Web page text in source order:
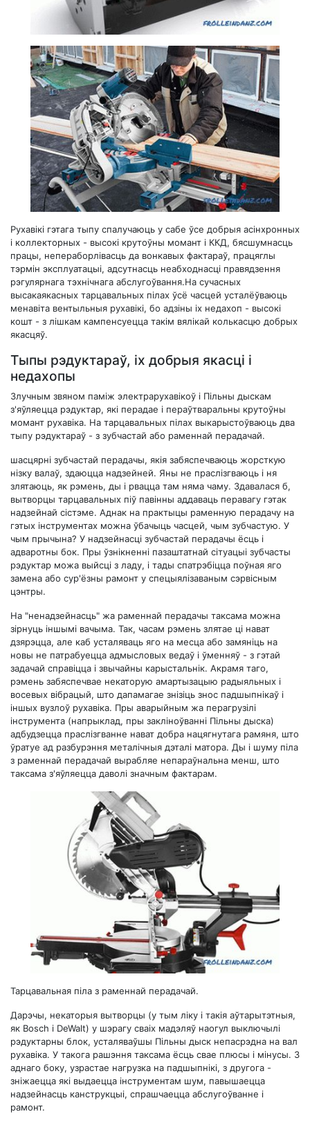
Рухавікі гэтага тыпу спалучаюць у сабе ўсе добрыя асінхронных
і коллекторных - высокі крутоўны момант і ККД, бясшумнасць
працы, непераборлівасць да вонкавых фактараў, працяглы
тэрмін эксплуатацыі, адсутнасць неабходнасці правядзення
рэгулярнага тэхнічнага абслугоўвання.На сучасных
высакаякасных тарцавальных пілах ўсё часцей усталёўваюць
менавіта вентыльныя рухавікі, бо адзіны іх недахоп - высокі
кошт - з лішкам кампенсуецца такім вялікай колькасцю добрых
якасцяў.
Тыпы рэдуктараў, іх добрыя якасці і
недахопы
Злучным звяном паміж электрарухавікоў і Пільны дыскам
з'яўляецца рэдуктар, які перадае і пераўтваральны крутоўны
момант рухавіка. На тарцавальных пілах выкарыстоўваюць два
тыпу рэдуктараў - з зубчастай або раменнай перадачай.
шасцярні зубчастай перадачы, якія забяспечваюць жорсткую
нізку валаў, здаюцца надзейней. Яны не праслізгваюць і ня
злятаюць, як рэмень, ды і рвацца там няма чаму. Здавалася б,
вытворцы тарцавальных піў павінны аддаваць перавагу гэтак
надзейнай сістэме. Аднак на практыцы раменную перадачу на
гэтых інструментах можна ўбачыць часцей, чым зубчастую. У
чым прычына? У надзейнасці зубчастай перадачы ёсць і
адваротны бок. Пры ўзнікненні пазаштатнай сітуацыі зубчасты
рэдуктар можа выйсці з ладу, і тады спатрэбіцца поўная яго
замена або сур'ёзны рамонт у спецыялізаваным сэрвісным
цэнтры.
На "ненадзейнасць" жа раменнай перадачы таксама можна
зірнуць іншымі вачыма. Так, часам рэмень злятае ці нават
дзярэцца, але каб усталяваць яго на месца або замяніць на
новы не патрабуецца адмысловых ведаў і ўменняў - з гэтай
задачай справіцца і звычайны карыстальнік. Акрамя таго,
рэмень забяспечвае некаторую амартызацыю радыяльных і
восевых вібрацый, што дапамагае знізіць знос падшыпнікаў і
іншых вузлоў рухавіка. Пры аварыйным жа перагрузілі
інструмента (напрыклад, пры закліноўванні Пільны дыска)
адбудзецца праслізгванне нават добра нацягнутага рамяня, што
ўратуе ад разбурэння металічныя дэталі матора. Ды і шуму піла
з раменнай перадачай вырабляе непараўнальна менш, што
таксама з'яўляецца даволі значным фактарам.
Тарцавальная піла з раменнай перадачай.
Дарэчы, некаторыя вытворцы (у тым ліку і такія аўтарытэтныя,
як Bosch і DeWalt) у шэрагу сваіх мадэляў наогул выключылі
рэдуктарны блок, усталяваўшы Пільны дыск непасрэдна на вал
рухавіка. У такога рашэння таксама ёсць свае плюсы і мінусы. З
аднаго боку, узрастае нагрузка на падшыпнікі, з другога -
зніжаецца які выдаецца інструментам шум, павышаецца
надзейнасць канструкцыі, спрашчаецца абслугоўванне і
рамонт.